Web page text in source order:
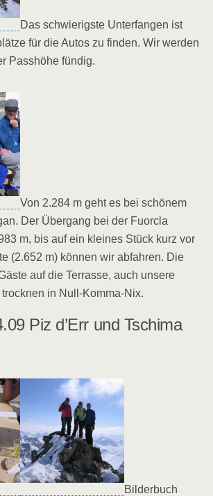
Das schwierigste Unterfangen ist
für die Autos zu finden. Wir werden
Passhöhe fündig.
Von 2.284 m geht es bei schönem
Der Übergang bei der Fuorcla
m, bis auf ein kleines Stück kurz vor
(2.652 m) können wir abfahren. Die
auf die Terrasse, auch unsere
in Null-Komma-Nix.
Piz d’Err und Tschima
Bilderbuch